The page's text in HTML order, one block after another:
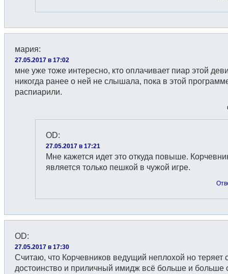
мария:
27.05.2017 в 17:02
мне уже тоже интересно, кто оплачивает пиар этой
никогда ранее о ней не слышала, пока в этой
распиарили.
OD:
27.05.2017 в 17:21
Мне кажется идет это откуда повыше.
является только пешкой в чужой игре.
OD:
27.05.2017 в 17:30
Считаю, что Корчевников ведущий неплохой но теряет
достоинство и приличный имидж всё больше и больше